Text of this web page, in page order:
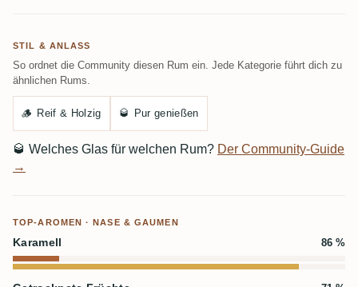
STIL & ANLASS
So ordnet die Community diesen Rum ein. Jede Kategorie führt dich zu
ähnlichen Rums.
🪵 Reif & Holzig 🥃 Pur genießen
🥃 Welches Glas für welchen Rum? Der Community-Guide
→
TOP-AROMEN · NASE & GAUMEN
Karamell 86 %